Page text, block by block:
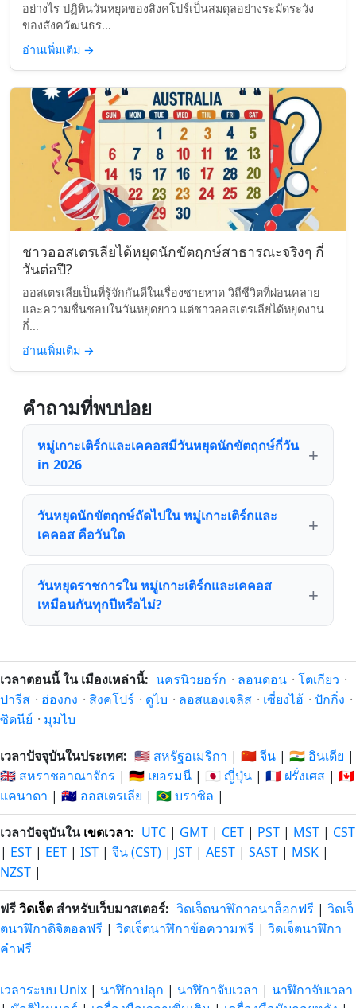
อย่างไร ปฏิทินวันหยุดของสิงคโปร์เป็นสมดุลอย่างระมัดระวัง
ของสังควัฒนธร...
อ่านเพิ่มเติม →
ชาวออสเตรเลียได้หยุดนักขัตฤกษ์สาธารณะจริงๆ กี่
วันต่อปี?
ออสเตรเลียเป็นที่รู้จักกันดีในเรื่องชายหาด วิถีชีวิตที่ผ่อนคลาย
และความชื่นชอบในวันหยุดยาว แต่ชาวออสเตรเลียได้หยุดงาน
กี่...
อ่านเพิ่มเติม →
คำถามที่พบบ่อย
หมู่เกาะเติร์กและเคคอสมีวันหยุดนักขัตฤกษ์กี่วัน
in 2026
วันหยุดนักขัตฤกษ์ถัดไปใน หมู่เกาะเติร์กและ
เคคอส คือวันใด
วันหยุดราชการใน หมู่เกาะเติร์กและเคคอส
เหมือนกันทุกปีหรือไม่?
เวลาตอนนี้ ใน เมืองเหล่านี้: นครนิวยอร์ก · ลอนดอน · โตเกียว ·
ปารีส · ฮ่องกง · สิงคโปร์ · ดูไบ · ลอสแองเจลิส · เซี่ยงไฮ้ · ปักกิ่ง ·
ซิดนีย์ · มุมไบ
เวลาปัจจุบันในประเทศ: 🇺🇸 สหรัฐอเมริกา | 🇨🇳 จีน | 🇮🇳 อินเดีย |
🇬🇧 สหราชอาณาจักร | 🇩🇪 เยอรมนี | 🇯🇵 ญี่ปุ่น | 🇫🇷 ฝรั่งเศส | 🇨🇦
แคนาดา | 🇦🇺 ออสเตรเลีย | 🇧🇷 บราซิล |
เวลาปัจจุบันในเขตเวลา: UTC | GMT | CET | PST | MST | CST
| EST | EET | IST | จีน (CST) | JST | AEST | SAST | MSK |
NZST |
ฟรีวิดเจ็ต สำหรับเว็บมาสเตอร์: วิดเจ็ตนาฬิกาอนาล็อกฟรี | วิดเจ็
ตนาฬิกาดิจิตอลฟรี | วิดเจ็ตนาฬิกาข้อความฟรี | วิดเจ็ตนาฬิกา
คำฟรี
เวลาระบบ Unix | นาฬิกาปลุก | นาฬิกาจับเวลา | นาฬิกาจับเวลา